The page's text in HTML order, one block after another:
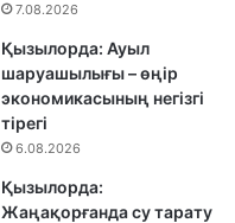
7.08.2026
Қызылорда: Ауыл
шаруашылығы – өңір
экономикасының негізгі
тірегі
6.08.2026
Қызылорда:
Жаңақорғанда су тарату